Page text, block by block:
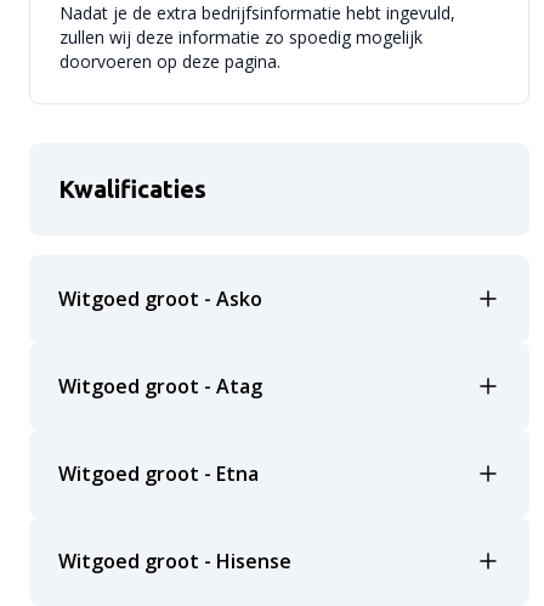
Nadat je de extra bedrijfsinformatie hebt ingevuld,
zullen wij deze informatie zo spoedig mogelijk
doorvoeren op deze pagina.
Kwalificaties
Witgoed groot - Asko
Witgoed groot - Atag
Witgoed groot - Etna
Witgoed groot - Hisense